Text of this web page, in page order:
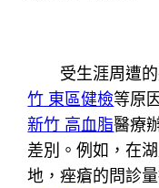
受生涯周遭的
竹 東區健檢等原
新竹 高血脂醫療
差別。例如，在
地，痤瘡的問診